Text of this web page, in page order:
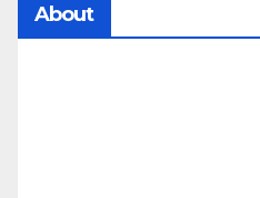
About